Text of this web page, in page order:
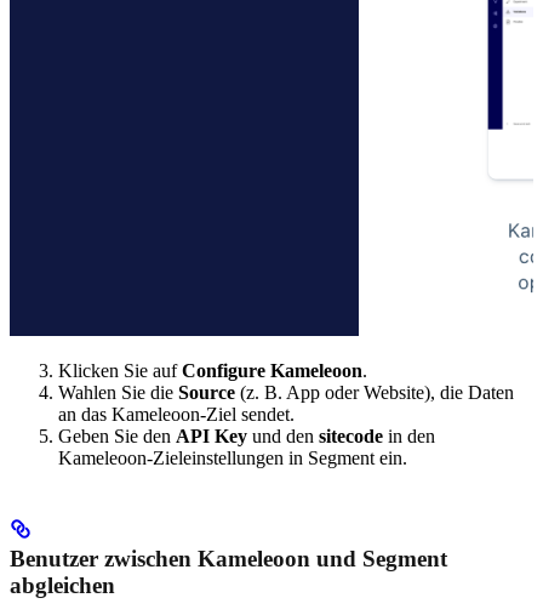
Klicken Sie aufConfigure Kameleoon.
Wahlen Sie die Source (z. B. App oder Website), die Daten
an das Kameleoon-Ziel sendet.
Geben Sie den API Key und den sitecode in den
Kameleoon-Zieleinstellungen in Segment ein.
Benutzer zwischen Kameleoon und Segment
abgleichen